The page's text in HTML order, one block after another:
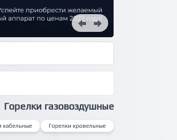
Горелки газовоздушные
кабельные Горелки кровельные